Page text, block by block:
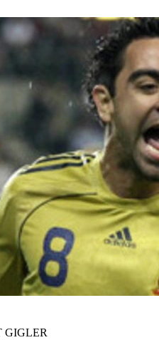
GIGLER